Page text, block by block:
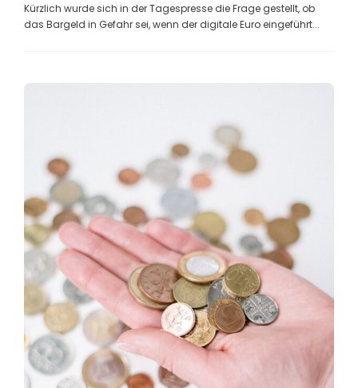
Kürzlich wurde sich in der Tagespresse die Frage gestellt, ob
das Bargeld in Gefahr sei, wenn der digitale Euro eingeführt...